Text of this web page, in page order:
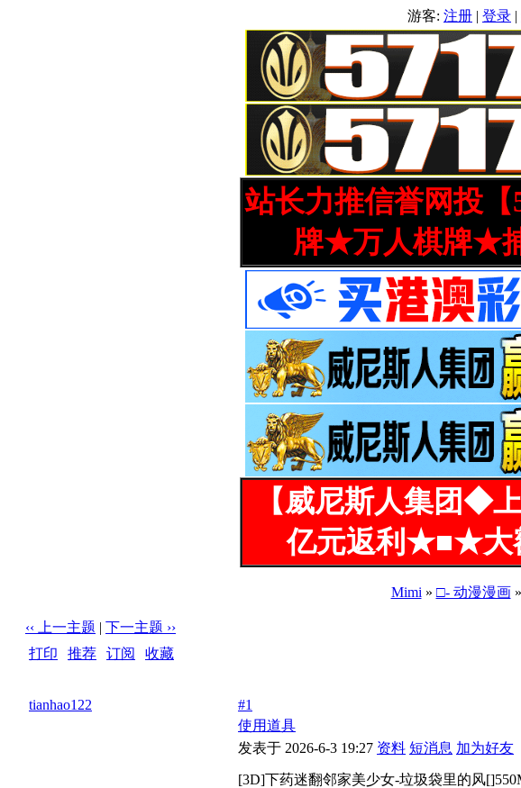
游客: 注册 | 登录 |
站长力推信誉网投
牌★万人棋牌★
【威尼斯人集团
亿元返利★■★大
Mimi » □- 动漫漫画
‹‹ 上一主题 | 下一主题 ››
打印
推荐 订阅
收藏
tianhao122
#1
使用道具
发表于 2026-6-3 19:27 资料 短消息 加为好友
[3D]下药迷翻邻家美少女-垃圾袋里的风